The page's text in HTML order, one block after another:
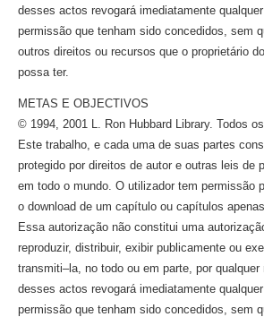
desses actos revogará imediatamente
permissão que tenham sido concedidos, sem
outros direitos ou recursos que o proprietário
possa ter.
METAS E OBJECTIVOS
© 1994, 2001 L. Ron Hubbard Library. Todos
Este trabalho, e cada uma de suas partes
protegido por direitos de autor e outras leis de
em todo o mundo. O utilizador tem permissão
o download de um capítulo ou capítulos
Essa autorização não constitui uma
reproduzir, distribuir, exibir publicamente ou
transmiti–la, no todo ou em parte, por qualquer
desses actos revogará imediatamente
permissão que tenham sido concedidos, sem